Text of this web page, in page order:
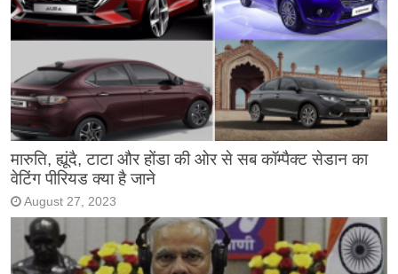
मारुति, ह्यूंदै, टाटा और होंडा की ओर से सब कॉम्पैक्ट सेडान का
वेटिंग पीरियड क्या है जाने
August 27, 2023